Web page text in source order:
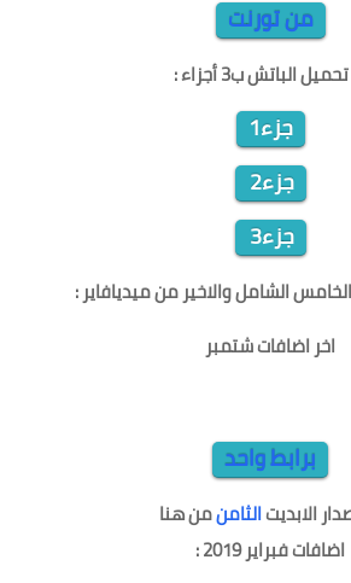
من تورنت
الباتش ب3 أجزاء :
جزء1
جزء2
جزء3
الخامس الشامل والاخير من ميديافاير :
اخر اضافات شتمبر
برابط واحد
الابديتالثامنمن هنا
اضافات فبراير 2019 :